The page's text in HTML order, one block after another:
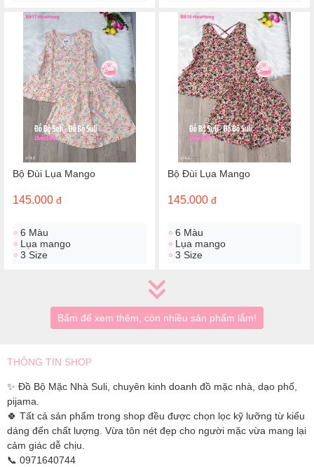
Bộ Đùi Lụa Mango
145.000 đ
6 Màu
Lụa mango
3 Size
Bộ Đùi Lụa Mango
145.000 đ
6 Màu
Lụa mango
3 Size
Bấm để xem thêm, còn nhiều sản phẩm lắm!
THÔNG TIN SHOP
✨ Đồ Bộ Mặc Nhà Suli, chuyên kinh doanh đồ mặc nhà, dạo phố,
pijama.
🍀 Tất cả sản phẩm trong shop đều được chọn lọc kỹ lưỡng từ kiểu
dáng đến chất lượng. Vừa tôn nét đẹp cho người mặc vừa mang lại
cảm giác dễ chịu.
📞 0971640744